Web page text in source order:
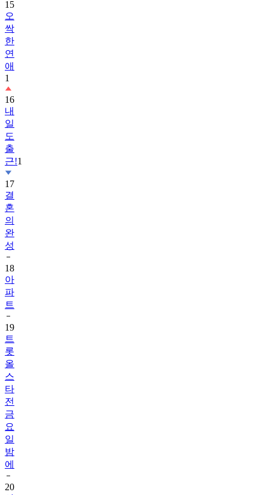
싹
한
연
애
1
16
내
일
도
출
근!
17
결
혼
의
완
성
18
아
파
트
19
트
롯
올
스
타
전
금
요
일
밤
에
20
사
랑